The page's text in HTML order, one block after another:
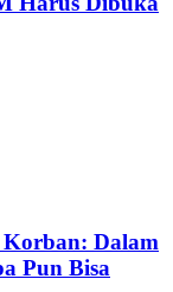
Dalam
Pun Bisa